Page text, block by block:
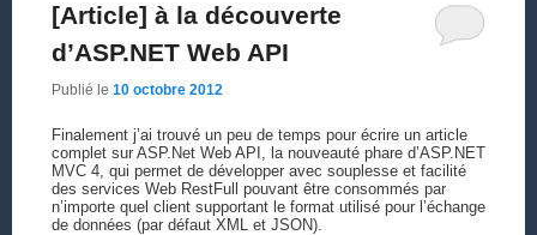
[Article] à la découverte
d’ASP.NET Web API
Publié le 10 octobre 2012
Finalement j’ai trouvé un peu de temps pour écrire un article
complet sur ASP.Net Web API, la nouveauté phare d’ASP.NET
MVC 4, qui permet de développer avec souplesse et facilité
des services Web RestFull pouvant être consommés par
n’importe quel client supportant le format utilisé pour l’échange
de données (par défaut XML et JSON).